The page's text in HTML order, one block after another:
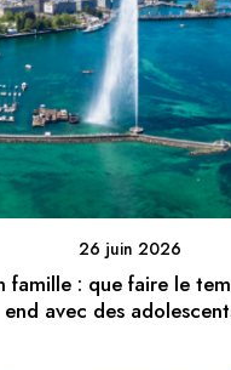
26 juin 2026
famille : que faire le
end avec des